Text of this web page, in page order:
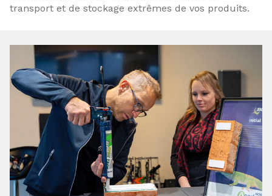
transport et de stockage extrêmes de vos produits.